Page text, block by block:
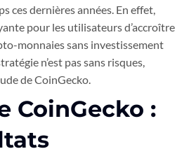
ces dernières années. En effet,
pour les utilisateurs d’accroître
monnaies sans investissement
n’est pas sans risques,
de CoinGecko.
CoinGecko :